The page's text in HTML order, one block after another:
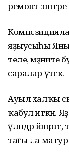
ремонт
яҙыусыһы
теле,
саралар үтәсәк.
Ауыл халҡы
ҡабул иткән.
үләндәр
тағы ла